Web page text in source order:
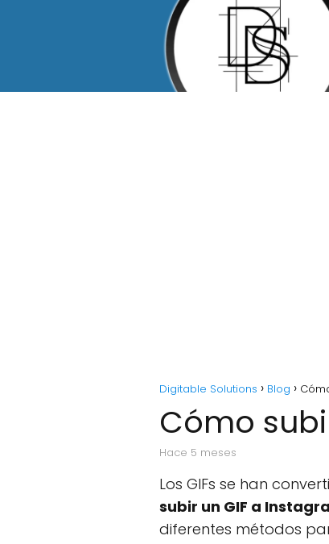
Digitable Solutions Blog
Cómo
hace 5 meses
Los GIFs se han
subir un GIF a
diferentes métodos